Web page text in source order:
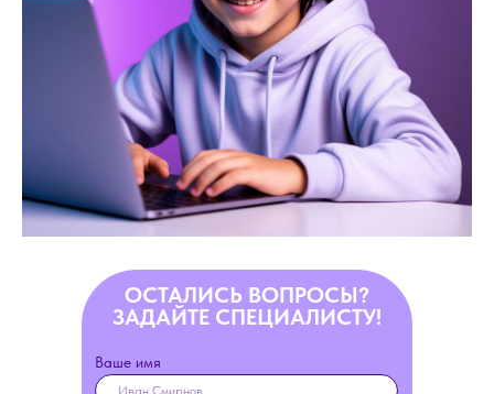
ОСТАЛИСЬ ВОПРОСЫ?
ЗАДАЙТЕ СПЕЦИАЛИСТУ!
Ваше имя